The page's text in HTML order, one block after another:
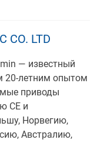
CO. LTD
— известный
20-летним опытом
приводы
CE и
Норвегию,
Австралию,